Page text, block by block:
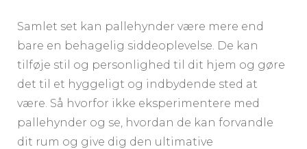
Samlet set kan pallehynder være mere end
bare en behagelig siddeoplevelse. De kan
tilføje stil og personlighed til dit hjem og gøre
det til et hyggeligt og indbydende sted at
være. Så hvorfor ikke eksperimentere med
pallehynder og se, hvordan de kan forvandle
dit rum og give dig den ultimative